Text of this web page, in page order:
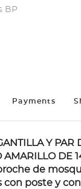
BP
Payments
Y PAR
AMARILLO DE
de
con poste y